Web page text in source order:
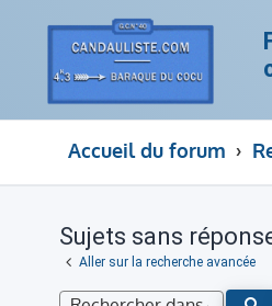
Accueil du forum
Sujets sans
Aller sur la recherche avancée